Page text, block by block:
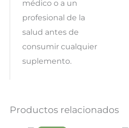
médico o a un
profesional de la
salud antes de
consumir cualquier
suplemento.
Productos relacionados